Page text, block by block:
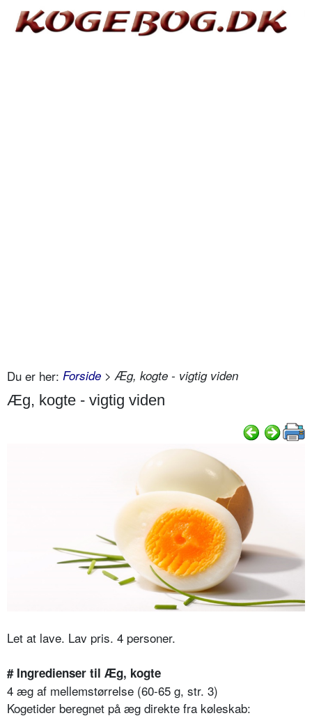
Du er her: Forside > Æg, kogte - vigtig viden
Æg, kogte - vigtig viden
Let at lave. Lav pris. 4 personer.
# Ingredienser til Æg, kogte
4 æg af mellemstørrelse (60-65 g, str. 3)
Kogetider beregnet på æg direkte fra køleskab: